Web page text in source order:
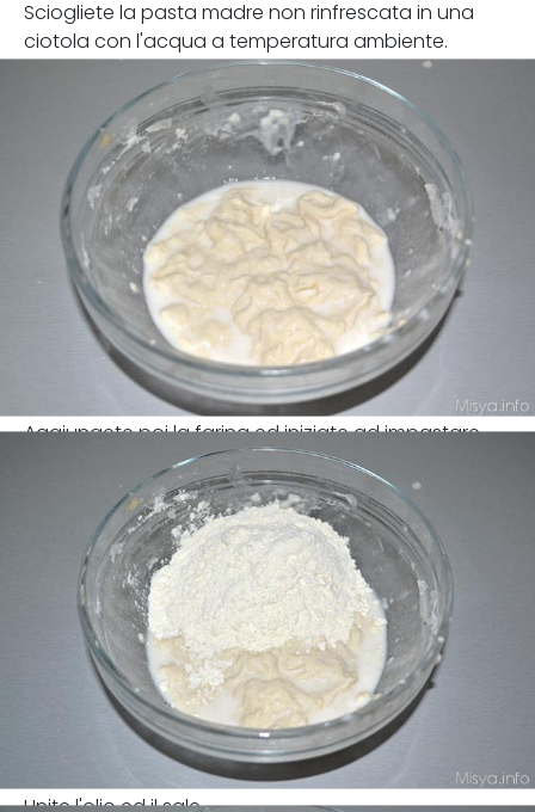
Sciogliete la pasta madre non rinfrescata in una
ciotola con l'acqua a temperatura ambiente.
Aggiungete poi la farina ed iniziate ad impastare.
Unite l'olio ed il sale.